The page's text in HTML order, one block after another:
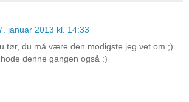
januar 2013 kl. 14:33
tør, du må være den modigste jeg vet om ;)
denne gangen også :)